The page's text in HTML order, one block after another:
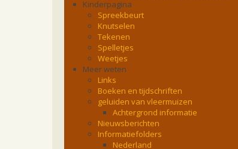
Kinderpagina
Spreekbeurt
Knutselen
Tekenen
Spelletjes
Weetjes
Meer weten
Links
Boeken en tijdschriften
geluiden van vleermuizen
Achtergrond informatie
Nieuwsberichten
Informatiefolders
Nederland